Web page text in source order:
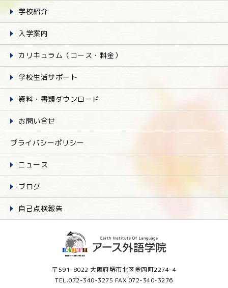
学校紹介
入学案内
カリキュラム（コース・料金）
学校生活サポート
資料・書類ダウンロード
お問い合せ
プライバシーポリシー
ニュース
ブログ
自己点検報告
〒591-8022 大阪府堺市北区金岡町2274-4
TEL.072-340-3275 FAX.072-340-3276